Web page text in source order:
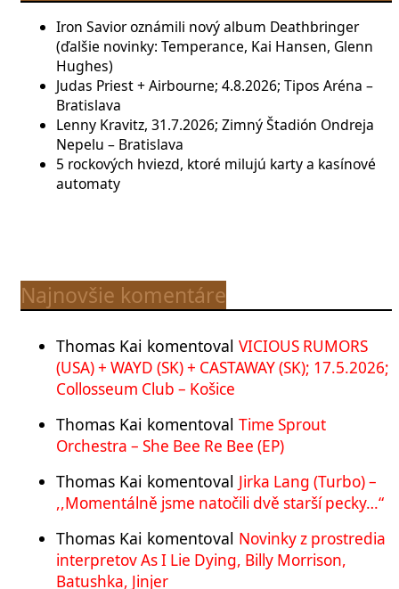
Iron Savior oznámili nový album Deathbringer
(ďalšie novinky: Temperance, Kai Hansen, Glenn
Hughes)
Judas Priest + Airbourne; 4.8.2026; Tipos Aréna –
Bratislava
Lenny Kravitz, 31.7.2026; Zimný Štadión Ondreja
Nepelu – Bratislava
5 rockových hviezd, ktoré milujú karty a kasínové
automaty
Najnovšie komentáre
Thomas Kai komentoval VICIOUS RUMORS
(USA) + WAYD (SK) + CASTAWAY (SK); 17.5.2026;
Collosseum Club – Košice
Thomas Kai komentoval Time Sprout
Orchestra – She Bee Re Bee (EP)
Thomas Kai komentoval Jirka Lang (Turbo) –
,,Momentálně jsme natočili dvě starší pecky…“
Thomas Kai komentoval Novinky z prostredia
interpretov As I Lie Dying, Billy Morrison,
Batushka, Jinjer